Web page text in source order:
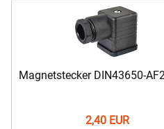
Magnetstecker DIN43650-
2,40 EUR